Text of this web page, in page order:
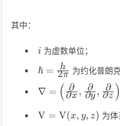
其中：
i
i 为虚数单位；
\hbar=\frac{h}
{2\pi}
ℏ = 2π
h 为约化普朗
{\partial
{\partial
∇ = ( ∂x
∂ , ∂y
∂ , ∂z
∂ )
V = V(x, y, z) 为